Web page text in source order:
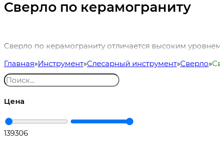
Сверло по керамограниту
Сверло по керамограниту отличается высоким
Главная Инструмент Слесарный инструмент Сверло
Цена
139306